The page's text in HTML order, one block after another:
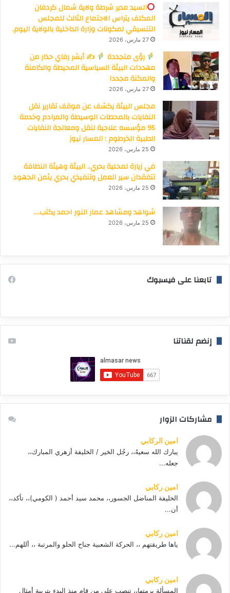
السيد مدير شرطة ولاية شمال كردفان
المكلف يتراس الاجتماع الثالث للمجلس
التنسيقي لمكونات وزارة الداخلية بالولاية اليوم.
27 مارس، 2026
رؤى متجددة ✍أبشر رفاي حذار من
مهددات البيئة السياسية المحيطة والكامنة
والمكنة مجددا
27 مارس، 2026
مجلس البيئة يكشف عن موقف تقارير نقل
النفايات بالمحطات الوسيطة والمرادم وخدمة
95 مؤسسه علاجية لنقل ومعالجة النفايات
الطبية الخرطوم : المسار نيوز
25 مارس، 2026
في زيارة لمحلية بحري.. البيئة وهيئة النظافة
تتفقدان سير العمل وتنفيذي بحري يثمن الجهود
25 مارس، 2026
شواهد ومشاهد عمار النور احمد يكتب….
25 مارس، 2026
تابعنا على فيسبوك
إنضم لقناتنا
مشاركات الزوار
امين الركابي
يبارك الله سعيهُ،، رجُل الخير / الخليفة أزهري المبارك،،
جعله...
امين ركابي
الخليفة المناضل الجسور،، محمد سيد أحمد ( الكومي)،، تأكد،،
أن...
امين ركابي
ياها طريقتهم ،، الحركة الشعبية جناح الحلو والمرتبة ،، أللهم...
امين ركابي
المسألة برمتها،، تنصب علي من قام منذ البدء بتربية أمثال